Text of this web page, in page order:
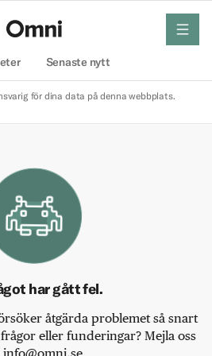
Senaste nytt
meny
för dina data på denna webbplats.
har gått fel.
åtgärda problemet så snart
eller funderingar? Mejla oss